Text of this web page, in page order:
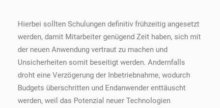
Hierbei sollten Schulungen definitiv frühzeitig angesetzt
werden, damit Mitarbeiter genügend Zeit haben, sich mit
der neuen Anwendung vertraut zu machen und
Unsicherheiten somit beseitigt werden. Andernfalls
droht eine Verzögerung der Inbetriebnahme, wodurch
Budgets überschritten und Endanwender enttäuscht
werden, weil das Potenzial neuer Technologien